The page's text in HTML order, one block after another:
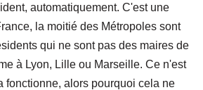
automatiquement. C'est une
la moitié des Métropoles sont
qui ne sont pas des maires de
à Lyon, Lille ou Marseille. Ce n'est
fonctionne, alors pourquoi cela ne